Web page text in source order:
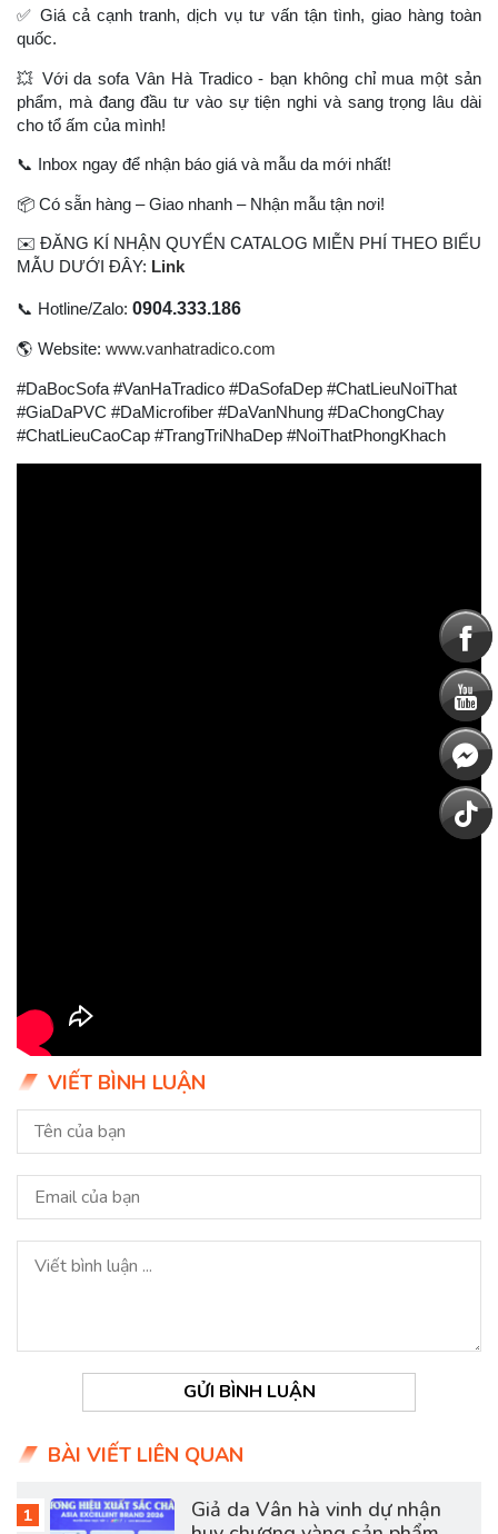
✅ Giá cả cạnh tranh, dịch vụ tư vấn tận tình, giao hàng toàn
quốc.
💥 Với da sofa Vân Hà Tradico - bạn không chỉ mua một sản
phẩm, mà đang đầu tư vào sự tiện nghi và sang trọng lâu dài
cho tổ ấm của mình!
📞 Inbox ngay để nhận báo giá và mẫu da mới nhất!
📦 Có sẵn hàng – Giao nhanh – Nhận mẫu tận nơi!
✉ ️ ĐĂNG KÍ NHẬN QUYỂN CATALOG MIỄN PHÍ THEO BIỂU
MẪU DƯỚI ĐÂY: Link
📞 Hotline/Zalo: 0904.333.186
🌎 Website: www.vanhatradico.com
#DaBocSofa #VanHaTradico #DaSofaDep #ChatLieuNoiThat
#GiaDaPVC #DaMicrofiber #DaVanNhung #DaChongChay
#ChatLieuCaoCap #TrangTriNhaDep #NoiThatPhongKhach
VIẾT BÌNH LUẬN
GỬI BÌNH LUẬN
BÀI VIẾT LIÊN QUAN
Giả da Vân hà vinh dự nhận